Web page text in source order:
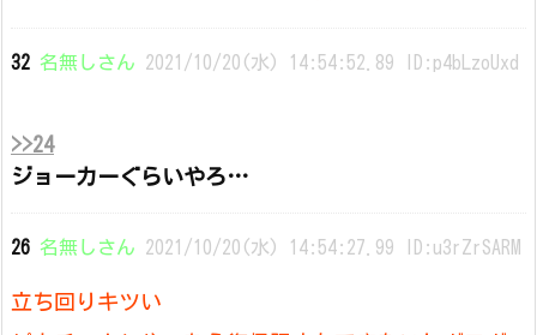
32 名無しさん 2021/10/20(水) 14:54:52.89 ID:p4bLzoUxd
>>24
ジョーカーぐらいやろ…
26 名無しさん 2021/10/20(水) 14:54:27.99 ID:u3rZrSARM
立ち回りキツい